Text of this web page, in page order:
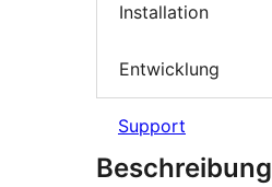
Installation
Entwicklung
Support
Beschreibung